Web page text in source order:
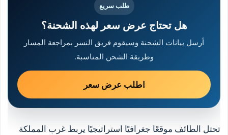
طلب سريع
هل تحتاج عرض سعر لهذه الشحنة؟
أرسل بيانات الشحنة وسيقوم فريق النسر بمراجعة المسار
وطريقة الشحن المناسبة.
اطلب عرض سعر
تحتل الطائف موقعًا جغرافيًا استراتيجيًا يربط غرب المملكة